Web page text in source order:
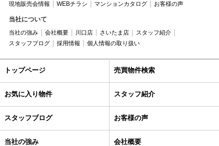
現地販売会情報
WEBチラシ マンションカタログ お客様の声
当社について
当社の強み 会社概要 川口店 さいたま店
スタッフ紹介
スタッフブログ
採用情報 個人情報の取り扱い
トップページ 売買物件検索
お気に入り物件 スタッフ紹介
スタッフブログ お客様の声
当社の強み 会社概要